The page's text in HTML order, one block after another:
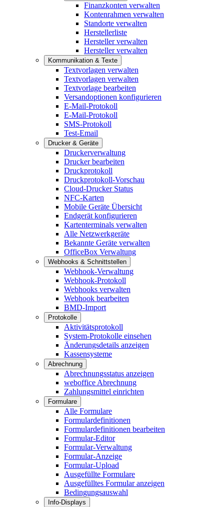
Finanzkonten verwalten
Kontenrahmen verwalten
Standorte verwalten
Herstellerliste
Hersteller verwalten
Hersteller verwalten
Kommunikation & Texte
Textvorlagen verwalten
Textvorlagen verwalten
Textvorlage bearbeiten
Versandoptionen konfigurieren
E-Mail-Protokoll
E-Mail-Protokoll
SMS-Protokoll
Test-Email
Drucker & Geräte
Druckerverwaltung
Drucker bearbeiten
Druckprotokoll
Druckprotokoll-Vorschau
Cloud-Drucker Status
NFC-Karten
Mobile Geräte Übersicht
Endgerät konfigurieren
Kartenterminals verwalten
Alle Netzwerkgeräte
Bekannte Geräte verwalten
OfficeBox Verwaltung
Webhooks & Schnittstellen
Webhook-Verwaltung
Webhook-Protokoll
Webhooks verwalten
Webhook bearbeiten
BMD-Import
Protokolle
Aktivitätsprotokoll
System-Protokolle einsehen
Änderungsdetails anzeigen
Kassensysteme
Abrechnung
Abrechnungsstatus anzeigen
weboffice Abrechnung
Zahlungsmittel einrichten
Formulare
Alle Formulare
Formulardefinitionen
Formulardefinitionen bearbeiten
Formular-Editor
Formular-Verwaltung
Formular-Anzeige
Formular-Upload
Ausgefüllte Formulare
Ausgefülltes Formular anzeigen
Bedingungsauswahl
Info-Displays